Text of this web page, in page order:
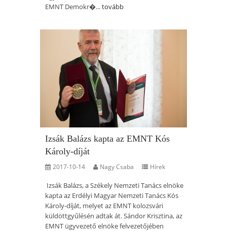
EMNT Demokr�...tovább
Izsák Balázs kapta az EMNT Kós
Károly-díját
2017-10-14 Nagy Csaba Hírek
Izsák Balázs, a Székely Nemzeti Tanács elnöke
kapta az Erdélyi Magyar Nemzeti Tanács Kós
Károly-díját, melyet az EMNT kolozsvári
küldöttgyűlésén adtak át. Sándor Krisztina, az
EMNT ügyvezető elnöke felvezetőjében